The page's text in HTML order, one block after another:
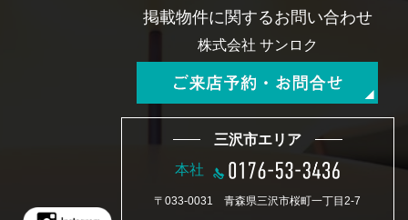
掲載物件に関するお問い合わせ
株式会社 サンロク
三沢市エリア
本社
〒033-0031 青森県三沢市桜町一丁目2-7